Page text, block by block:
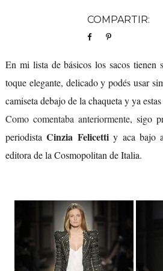
COMPARTIR:
En mi lista de básicos los sacos
toque elegante, delicado y podés usar
camiseta debajo de la chaqueta y ya
Como comentaba anteriormente, sigo
periodistaCinzia Felicetti y aca bajo
editora de la Cosmopolitan de Italia.